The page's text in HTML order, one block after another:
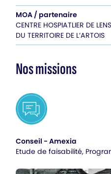
MOA / partenaire
CENTRE HOSPIATLIER DE
DU TERRITOIRE DE L’ARTOIS
Nos missions
Conseil - Amexia
Etude de faisabilité,